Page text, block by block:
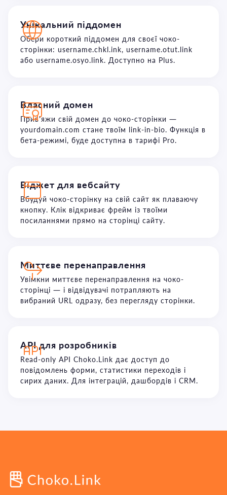
Унікальний піддомен
Обери короткий піддомен для своєї чоко-
сторінки: username.chkl.ink, username.otut.link
або username.osyo.link. Доступно на Plus.
Власний домен
Прив'яжи свій домен до чоко-сторінки —
yourdomain.com стане твоїм link-in-bio. Функція в
бета-режимі, буде доступна в тарифі Pro.
Віджет для вебсайту
Вбудуй чоко-сторінку на свій сайт як плаваючу
кнопку. Клік відкриває фрейм із твоїми
посиланнями прямо на сторінці сайту.
Миттєве перенаправлення
Увімкни миттєве перенаправлення на чоко-
сторінці — і відвідувачі потрапляють на
вибраний URL одразу, без перегляду сторінки.
API для розробників
Read-only API Choko.Link дає доступ до
повідомлень форми, статистики переходів і
сирих даних. Для інтеграцій, дашбордів і CRM.